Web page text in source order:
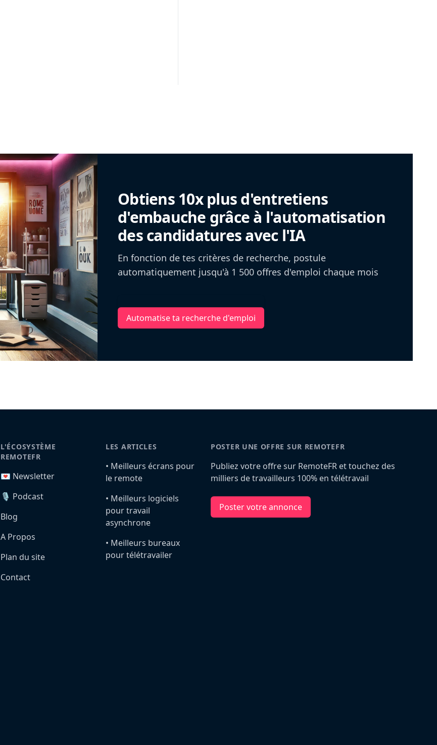
Obtiens 10x plus d'entretiens
d'embauche grâce à l'automatisation
des candidatures avec l'IA
En fonction de tes critères de recherche, postule
automatiquement jusqu'à 1 500 offres d'emploi chaque mois
Automatise ta recherche d'emploi
L'ÉCOSYSTÈME
REMOTEFR
💌 Newsletter
🎙️ Podcast
Blog
A Propos
Plan du site
Contact
LES ARTICLES
•️ Meilleurs écrans pour
le remote
•️ Meilleurs logiciels
pour travail
asynchrone
•️ Meilleurs bureaux
pour télétravailer
POSTER UNE OFFRE SUR REMOTEFR
Publiez votre offre sur RemoteFR et touchez des
milliers de travailleurs 100% en télétravail
Poster votre annonce